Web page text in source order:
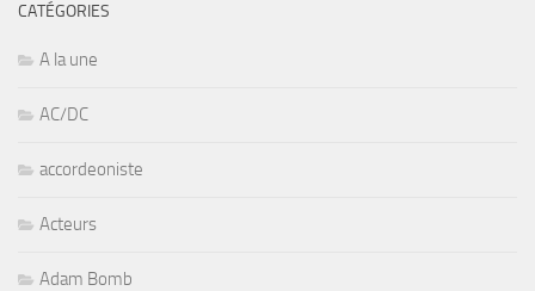
CATÉGORIES
A la une
AC/DC
accordeoniste
Acteurs
Adam Bomb